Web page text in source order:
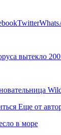
Twitter
вытекло
Еще от
в море